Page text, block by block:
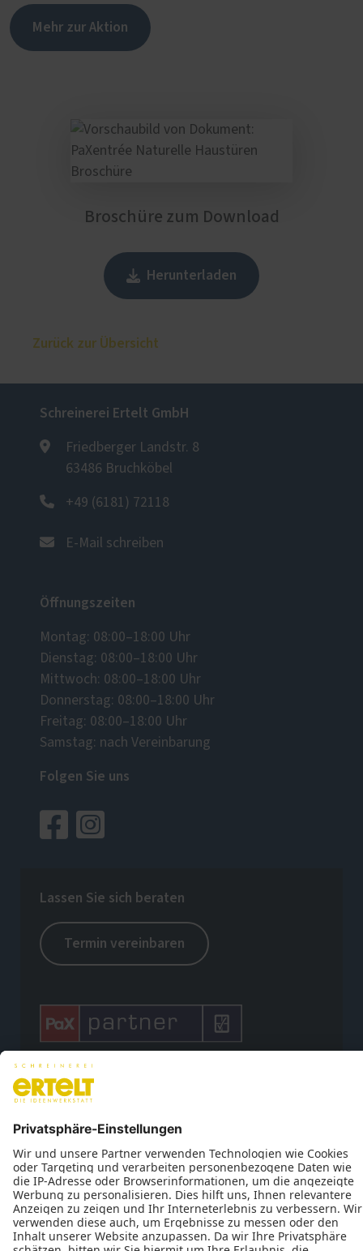
Mehr zur Aktion
Broschüre zum Download
Herunterladen
Zurück zur Übersicht
Schreinerei Ertelt GmbH
Friedberger Landstr. 8
63486 Bruchköbel
+49 (6181) 72118
E-Mail schreiben
Öffnungszeiten
Montag: 08:00–18:00 Uhr
Dienstag: 08:00–18:00 Uhr
Mittwoch: 08:00–18:00 Uhr
Donnerstag: 08:00–18:00 Uhr
Freitag: 08:00–18:00 Uhr
Samstag: nach Vereinbarung
Folgen Sie uns
Lassen Sie sich beraten
Termin vereinbaren

  
